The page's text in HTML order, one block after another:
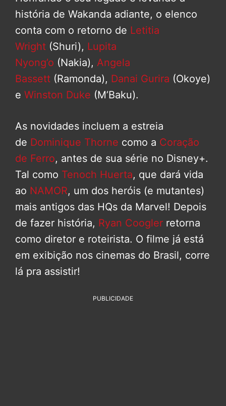
história de Wakanda adiante, o elenco
conta com o retorno de Letitia
Wright (Shuri), Lupita
Nyong’o (Nakia), Angela
Bassett (Ramonda), Danai Gurira (Okoye)
e Winston Duke (M’Baku).
As novidades incluem a estreia
de Dominique Thorne como a Coração
de Ferro, antes de sua série no Disney+.
Tal como Tenoch Huerta, que dará vida
ao NAMOR, um dos heróis (e mutantes)
mais antigos das HQs da Marvel! Depois
de fazer história, Ryan Coogler retorna
como diretor e roteirista. O filme já está
em exibição nos cinemas do Brasil, corre
lá pra assistir!
PUBLICIDADE